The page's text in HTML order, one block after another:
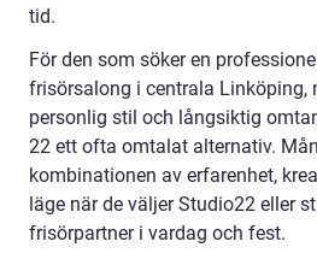
tid.
För den som söker en
frisörsalong i centrala Linköping,
personlig stil och långsiktig
22 ett ofta omtalat alternativ.
kombinationen av erfarenhet,
läge när de väljer Studio22 eller
frisörpartner i vardag och fest.